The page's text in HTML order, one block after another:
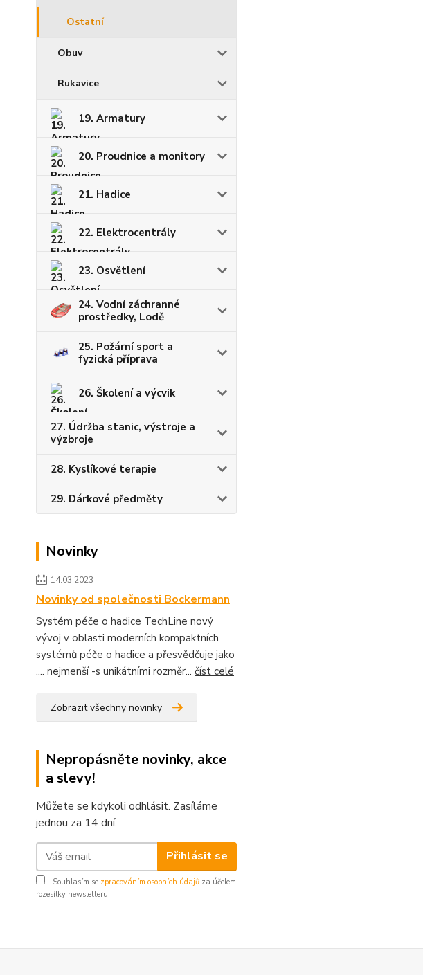
Ostatní
Obuv
Rukavice
19. Armatury
20. Proudnice a monitory
21. Hadice
22. Elektrocentrály
23. Osvětlení
24. Vodní záchranné
prostředky, Lodě
25. Požární sport a
fyzická příprava
26. Školení a výcvik
27. Údržba stanic, výstroje a
výzbroje
28. Kyslíkové terapie
29. Dárkové předměty
Novinky
14.03.2023
Novinky od společnosti Bockermann
Systém péče o hadice TechLine nový
vývoj v oblasti moderních kompaktních
systémů péče o hadice a přesvědčuje jako
.... nejmenší -s unikátními rozměr... číst celé
Zobrazit všechny novinky
Nepropásněte novinky, akce
a slevy!
Můžete se kdykoli odhlásit. Zasíláme
jednou za 14 dní.
Přihlásit se
Souhlasím se zpracováním osobních údajů za účelem
rozesílky newsletteru.